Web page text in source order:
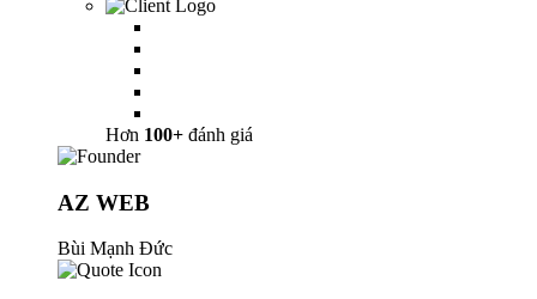
Hơn 100+ đánh giá
AZ WEB
Bùi Mạnh Đức